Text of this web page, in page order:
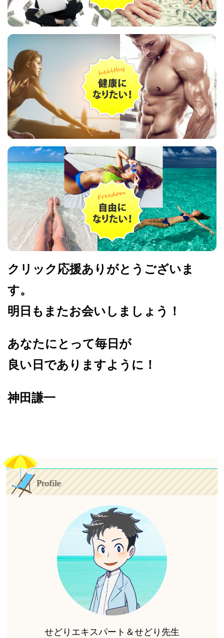
クリック応援ありがとうございま
す。
明日もまたお会いしましょう！
あなたにとって毎日が
良い日でありますように！
神田謙一
Profile
せどりエキスパート＆せどり先生